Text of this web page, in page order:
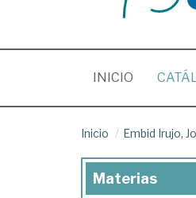
INICIO
Inicio Embid Irujo,
Materias